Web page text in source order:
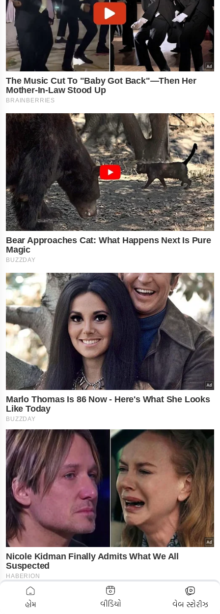
ADVERTISEMENT
હોમ વીડિયો વેબ સ્ટોરીઝ